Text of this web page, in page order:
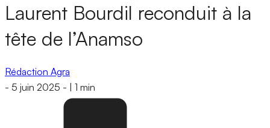
Laurent Bourdil reconduit à la
tête de l’Anamso
Rédaction Agra
- 5 juin 2025 - 1 min